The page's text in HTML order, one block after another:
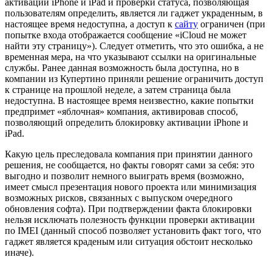
пользователям определить, является ли гаджет украденным, в
настоящее время недоступна, а доступ к сайту ограничен (при
попытке входа отображается сообщение «iCloud не может
найти эту страницу»). Следует отметить, что это ошибка, а не
временная мера, на что указывают ссылки на оригинальные
службы. Ранее данная возможность была доступна, но в
компании из Купертино приняли решение ограничить доступ
к странице на прошлой неделе, а затем страница была
недоступна. В настоящее время неизвестно, какие попытки
предпримет «яблочная» компания, активировав способ,
позволяющий определить блокировку активации iPhone и
iPad.
Какую цель преследовала компания при принятии данного
решения, не сообщается, но факты говорят сами за себя: это
выгодно и позволит немного выиграть время (возможно,
имеет смысл презентация нового проекта или минимизация
возможных рисков, связанных с выпуском очередного
обновления софта). При подтверждении факта блокировки
нельзя исключать полезность функции проверки активации
по IMEI (данный способ позволяет установить факт того, что
гаджет является краденым или ситуация обстоит несколько
иначе).